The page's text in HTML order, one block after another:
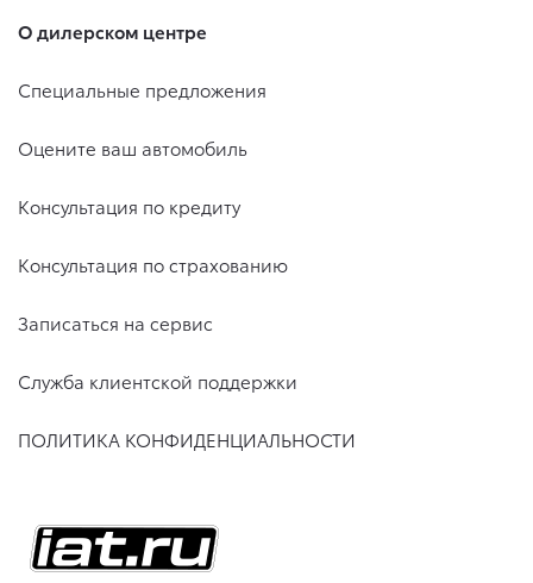
О дилерском центре
Специальные предложения
Оцените ваш автомобиль
Консультация по кредиту
Консультация по страхованию
Записаться на сервис
Служба клиентской поддержки
ПОЛИТИКА КОНФИДЕНЦИАЛЬНОСТИ